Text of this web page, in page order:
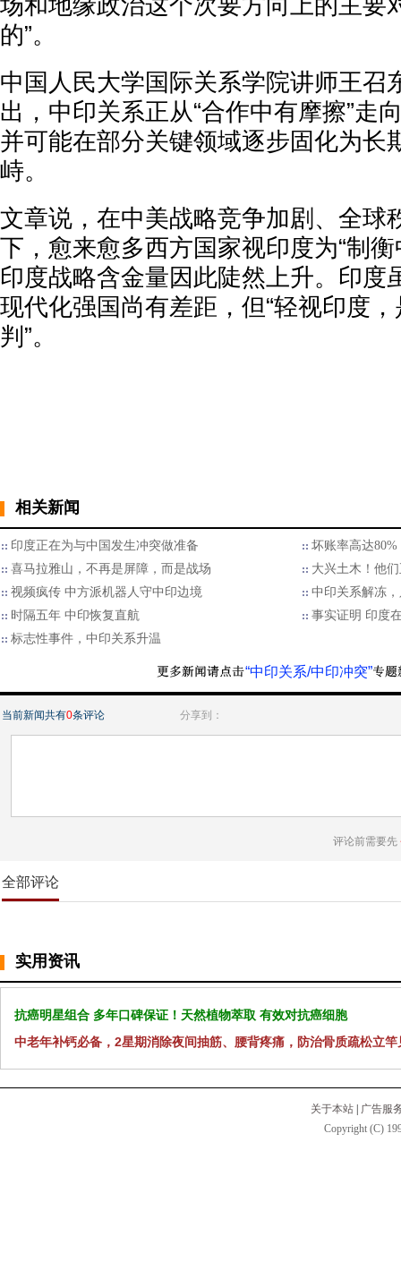
场和地缘政治这个次要方向上的主要
的”。
中国人民大学国际关系学院讲师王召
出，中印关系正从“合作中有摩擦”走
并可能在部分关键领域逐步固化为长
峙。
文章说，在中美战略竞争加剧、全球
下，愈来愈多西方国家视印度为“制
印度战略含金量因此陡然上升。印度
现代化强国尚有差距，但“轻视印度
判”。
相关新闻
印度正在为与中国发生冲突做准备
坏账率高达
喜马拉雅山，不再是屏障，而是战场
大兴土木！他
视频疯传 中方派机器人守中印边境
中印关系解冻
时隔五年 中印恢复直航
事实证明 印度
标志性事件，中印关系升温
“中印关系/中印冲突”
当前新闻共有0条评论 分享到：
评论前需要先
全部评论
实用资讯
抗癌明星组合 多年口碑保证！天然植物萃取 有效对抗癌细胞
中老年补钙必备，2星期消除夜间抽筋、腰背疼痛，防治骨质疏松立竿
关于本站
广告服
Copyright (C)